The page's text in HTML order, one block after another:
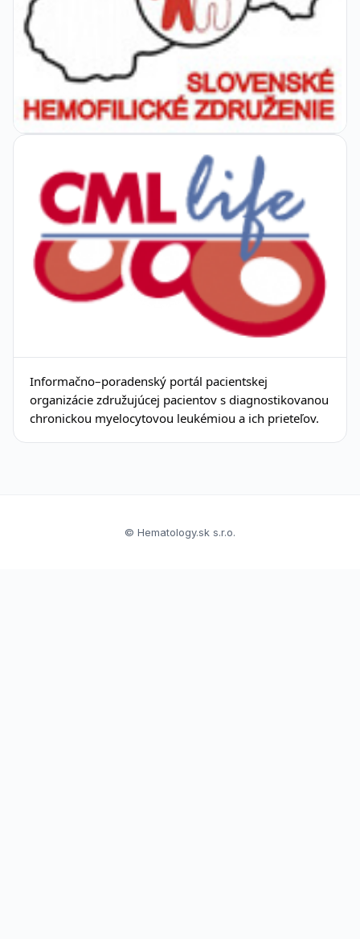
Informačno–poradenský portál pacientskej
organizácie združujúcej pacientov s diagnostikovanou
chronickou myelocytovou leukémiou a ich prieteľov.
© Hematology.sk s.r.o.